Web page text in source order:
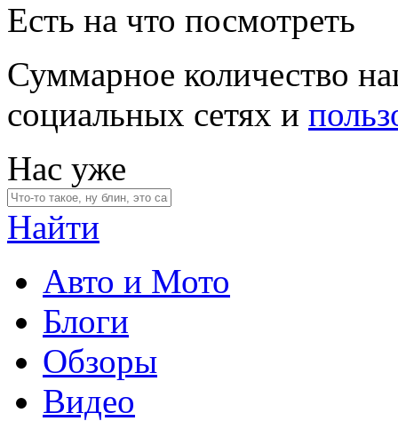
Есть на что посмотреть
Суммарное количество
социальных сетях и
Нас уже
Найти
Авто и Мото
Блоги
Обзоры
Видео